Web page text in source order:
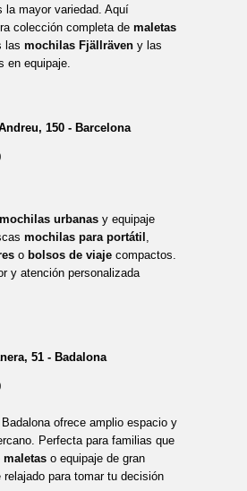
la mayor variedad. Aquí
colección completa de maletas
las mochilas Fjällräveny las
en equipaje.
150 - Barcelona
mochilas urbanasy equipaje
mochilas para portátil ,
o bolsos de viajecompactos.
y atención personalizada
51 - Badalona
ofrece amplio espacio y
Perfecta para familias que
maletaso equipaje de gran
relajado para tomar tu decisión